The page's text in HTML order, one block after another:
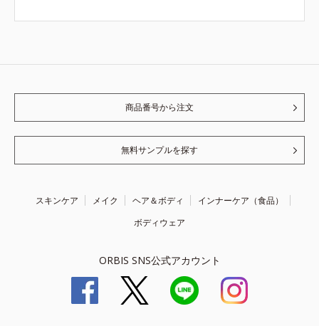
商品番号から注文
無料サンプルを探す
スキンケア メイク ヘア＆ボディ
インナーケア（食品）
ボディウェア
ORBIS SNS公式アカウント